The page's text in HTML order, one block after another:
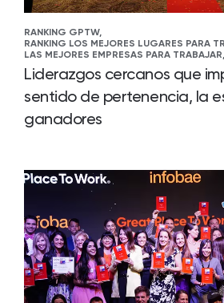
RANKING GPTW,
RANKING LOS MEJORES LUGARES PARA
LAS MEJORES EMPRESAS PARA TRABAJAR,
Liderazgos cercanos que
sentido de pertenencia, la
ganadores